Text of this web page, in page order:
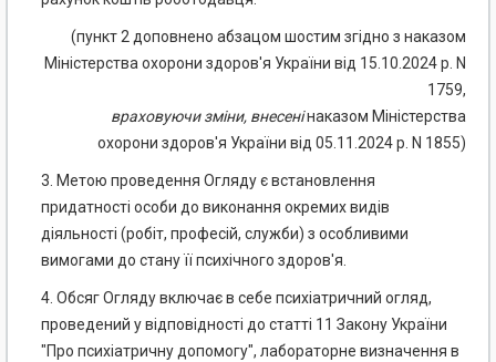
(пункт 2 доповнено абзацом шостим згідно з наказом
Міністерства охорони здоров'я України від 15.10.2024 р. N
1759,
враховуючи зміни, внесенінаказом Міністерства
охорони здоров'я України від 05.11.2024 р. N 1855)
3. Метою проведення Огляду є встановлення
придатності особи до виконання окремих видів
діяльності (робіт, професій, служби) з особливими
вимогами до стану її психічного здоров'я.
4. Обсяг Огляду включає в себе психіатричний огляд,
проведений у відповідності до статті 11 Закону України
"Про психіатричну допомогу", лабораторне визначення в